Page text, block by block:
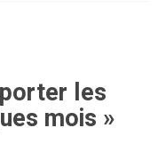
les
mois »